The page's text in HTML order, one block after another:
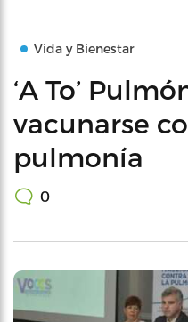
Vida y Bienestar
‘A To’
vacunarse
pulmonía
0